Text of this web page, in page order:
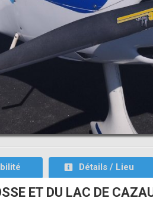
Détails / Lieu
ET DU LAC DE